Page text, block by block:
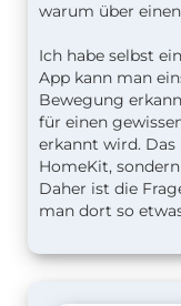
warum über
Ich habe selbst
App kann man
Bewegung
für einen
erkannt wird.
HomeKit,
Daher ist die
man dort so